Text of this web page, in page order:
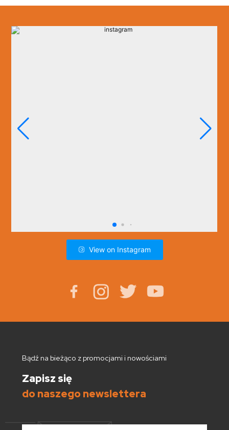
View on Instagram
Bądź na bieżąco z promocjami i nowościami
Zapisz się
do naszego newslettera